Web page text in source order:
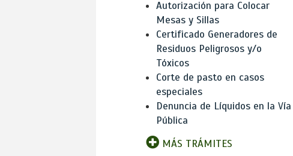
Autorización para Colocar
Mesas y Sillas
Certificado Generadores de
Residuos Peligrosos y/o
Tóxicos
Corte de pasto en casos
especiales
Denuncia de Líquidos en la Vía
Pública
MÁS TRÁMITES